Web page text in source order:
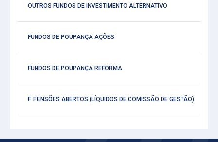
OUTROS FUNDOS DE INVESTIMENTO ALTERNATIVO
FUNDOS DE POUPANÇA AÇÕES
FUNDOS DE POUPANÇA REFORMA
F. PENSÕES ABERTOS (LÍQUIDOS DE COMISSÃO DE GESTÃO)